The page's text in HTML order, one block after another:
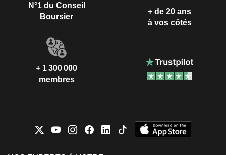
N°1 du Conseil
Boursier
+ de 20 ans
à vos côtés
+ 1 300 000
membres